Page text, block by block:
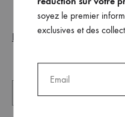
ELLE Bulgarie, par
soyez le premier
exclusives et des